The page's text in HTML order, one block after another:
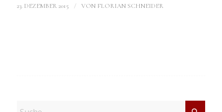
23. DEZEMBER 2015 / VON FLORIAN SCHNEIDER